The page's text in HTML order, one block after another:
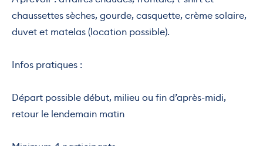
chaussettes sèches, gourde, casquette, crème solaire,
duvet et matelas (location possible).
Infos pratiques :
Départ possible début, milieu ou fin d’après-midi,
retour le lendemain matin